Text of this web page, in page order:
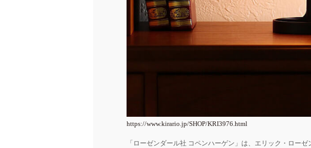
https://www.kirario.jp/SHOP/KRI3976.html
「ローゼンダール社 コペンハーゲン」は、エリック・ロー